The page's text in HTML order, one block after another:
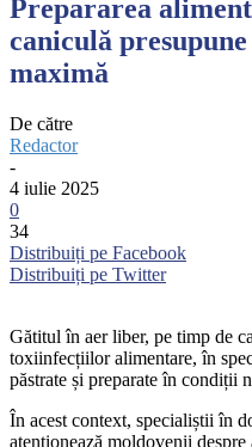
Prepararea
caniculă
maximă
De către
Redactor
-
4 iulie 2025
0
34
Distribuiți pe Facebook
Distribuiți pe Twitter
Gătitul în aer liber, pe timp de
toxiinfecțiilor alimentare, în
păstrate și preparate în condiții
În acest context, specialiștii în
atenționează moldovenii